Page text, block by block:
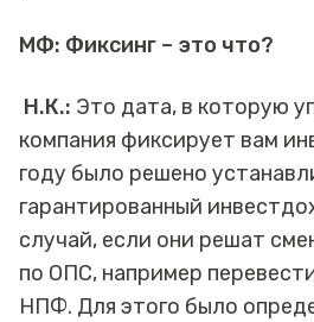
МФ: Фиксинг – это что?
Н.К.: Это дата, в которую
компания фиксирует вам
году было решено
гарантированный
случай, если они решат
по ОПС, например
НПФ. Для этого было